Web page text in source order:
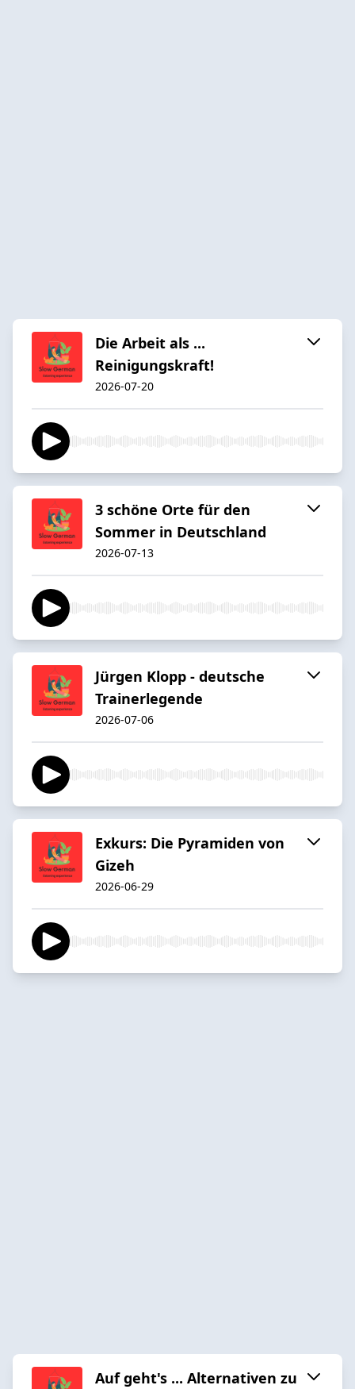
Die Arbeit als ...
Reinigungskraft!
2026-07-20
3 schöne Orte für den
Sommer in Deutschland
2026-07-13
Jürgen Klopp - deutsche
Trainerlegende
2026-07-06
Exkurs: Die Pyramiden von
Gizeh
2026-06-29
Auf geht's ... Alternativen zu